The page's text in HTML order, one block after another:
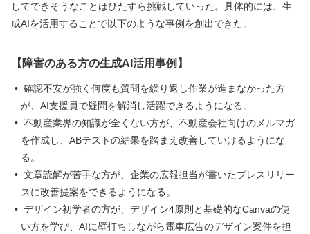
してできそうなことはひたすら挑戦していった。具体的には、生
成AIを活用することで以下のような事例を創出できた。
【障害のある方の生成AI活用事例】
確認不安が強く何度も質問を繰り返し作業が進まなかった方
が、AI支援員で疑問を解消し活躍できるようになる。
不動産業界の知識が全くない方が、不動産会社向けのメルマガ
を作成し、ABテストの結果を踏まえ改善していけるようにな
る。
文章読解が苦手な方が、企業の広報担当が書いたプレスリリー
スに改善提案をできるようになる。
デザイン初学者の方が、デザイン4原則と基礎的なCanvaの使
い方を学び、AIに壁打ちしながら電車広告のデザイン案件を担